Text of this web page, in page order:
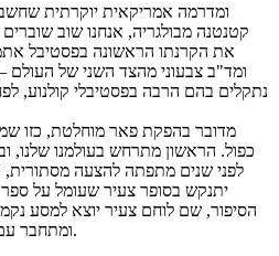
ומדרמה אמריקאית יוקרתית
קטנטנה מבולגריה, אנחנו שוב
את הקרנתו הראשונה בפסטיבל
ומד"ב צבעוני מהצד השני של העולם
נתקלים בהם הרבה בפסטיבלי קולנוע,
מדובר בהפקת פאר מוחלטת, כזו
כפול. הראשון מתרחש בעולמנו
לפני שנים מתפתה להצעה מסתורית,
יתנקש בסופר צעיר שעומל על ספר
הסיפור, שם לוחם צעיר יוצא למסע
ומתחבר עם ילדה קטנה שאיבדה את אביה.